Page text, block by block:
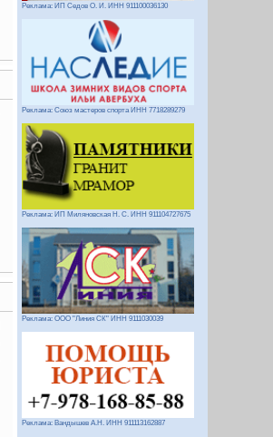
Реклама: ИП Седов О. И. ИНН 911100036130
Реклама: Союз мастеров спорта ИНН 7718289279
Реклама: ИП Миляновская Н. С. ИНН 911104727675
Реклама: ООО "Линия СК" ИНН 9111030039
Реклама: Вандышев А.Н. ИНН 911113162887